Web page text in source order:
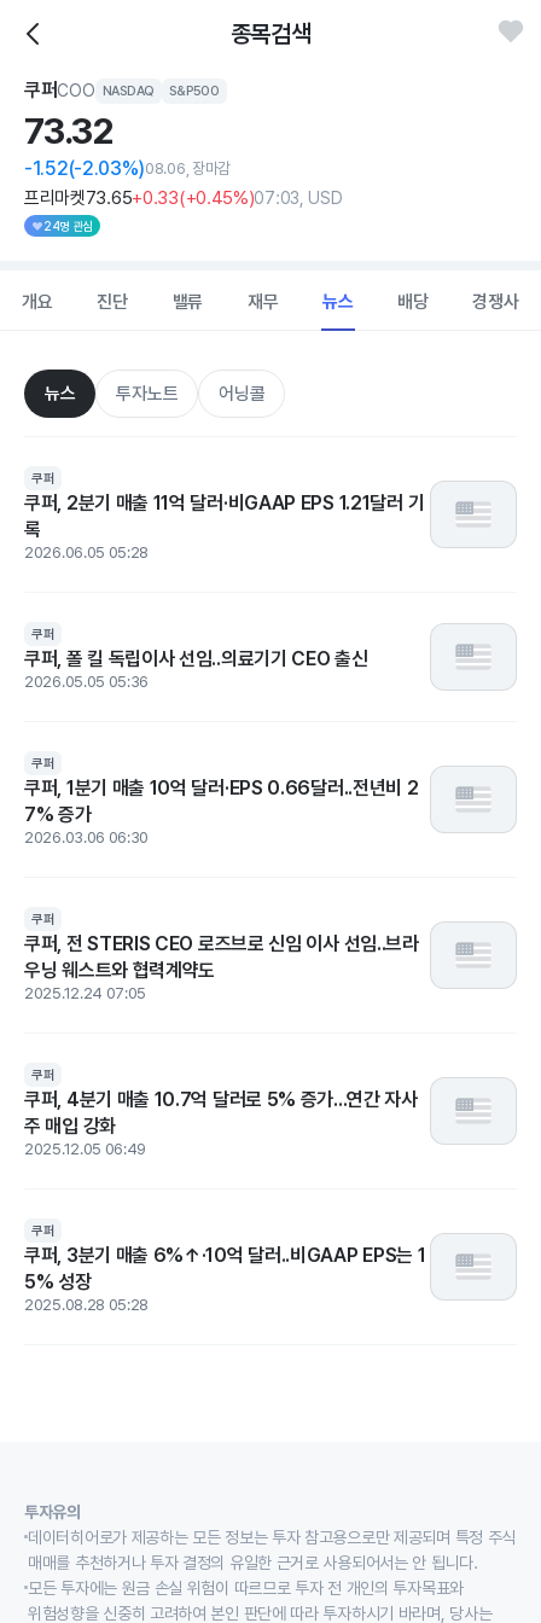
종목검색
쿠퍼COO NASDAQ S&P500
73.32
-1.52(-2.03%)08.06, 장마감
프리마켓73.65+0.33(+0.45%)07:03, USD
24명 관심
개요 진단 밸류 재무 뉴스 배당 경쟁사
뉴스 투자노트 어닝콜
쿠퍼
쿠퍼, 2분기 매출 11억 달러·비GAAP EPS 1.21달러 기
록
2026.06.05 05:28
쿠퍼
쿠퍼, 폴 킬 독립이사 선임..의료기기 CEO 출신
2026.05.05 05:36
쿠퍼
쿠퍼, 1분기 매출 10억 달러·EPS 0.66달러..전년비 2
7% 증가
2026.03.06 06:30
쿠퍼
쿠퍼, 전 STERIS CEO 로즈브로 신임 이사 선임..브라
우닝 웨스트와 협력계약도
2025.12.24 07:05
쿠퍼
쿠퍼, 4분기 매출 10.7억 달러로 5% 증가...연간 자사
주 매입 강화
2025.12.05 06:49
쿠퍼
쿠퍼, 3분기 매출 6%↑·10억 달러..비GAAP EPS는 1
5% 성장
2025.08.28 05:28
투자유의
데이터히어로가 제공하는 모든 정보는 투자 참고용으로만 제공되며 특정 주식
매매를 추천하거나 투자 결정의 유일한 근거로 사용되어서는 안 됩니다.
모든 투자에는 원금 손실 위험이 따르므로 투자 전 개인의 투자목표와
위험성향을 신중히 고려하여 본인 판단에 따라 투자하시기 바라며, 당사는